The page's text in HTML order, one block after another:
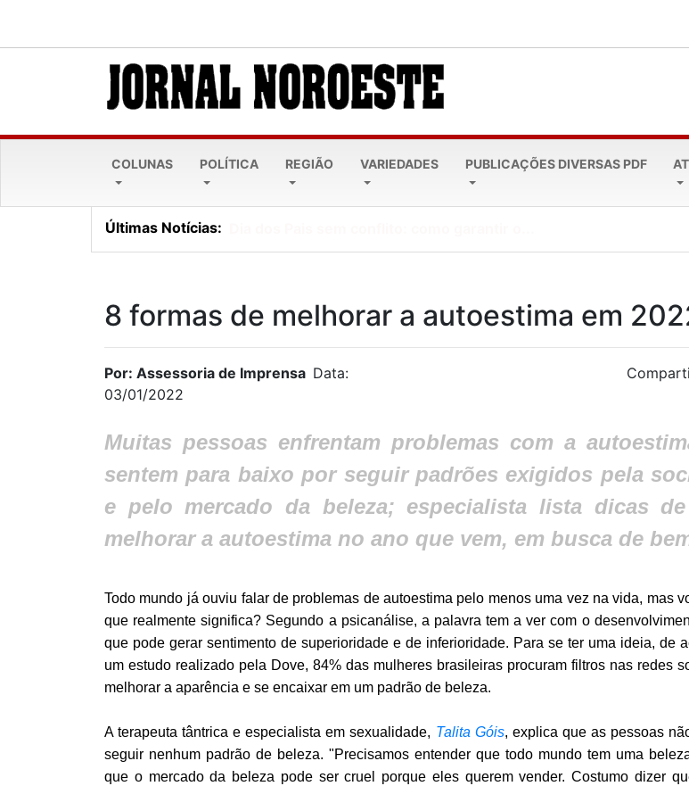
COLUNAS POLÍTICA REGIÃO VARIEDADES PUBLICAÇÕES DIVERSAS PDF
Últimas Notícias:
8 formas de melhorar a autoestima em
Por: Assessoria de Imprensa Data:
03/01/2022
Muitas pessoas enfrentam problemas com a
sentem para baixo por seguir padrões exigidos pela
e pelo mercado da beleza; especialista lista dicas
melhorar a autoestima no ano que vem, em busca de
Todo mundo já ouviu falar de problemas de autoestima pelo menos uma vez na vida, mas
que realmente significa? Segundo a psicanálise, a palavra tem a ver com o
que pode gerar sentimento de superioridade e de inferioridade. Para se ter uma ideia, de
um estudo realizado pela Dove, 84% das mulheres brasileiras procuram filtros nas redes
melhorar a aparência e se encaixar em um padrão de beleza.
A terapeuta tântrica e especialista em sexualidade, Talita Góis, explica que as pessoas
seguir nenhum padrão de beleza. "Precisamos entender que todo mundo tem uma
que o mercado da beleza pode ser cruel porque eles querem vender. Costumo dizer